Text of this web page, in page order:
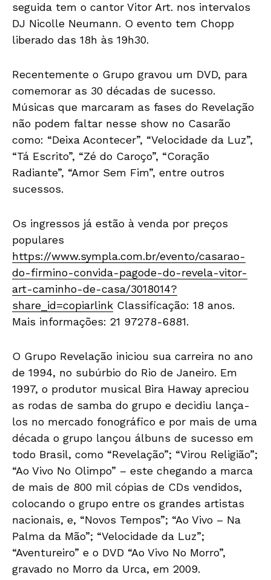
seguida tem o cantor Vitor Art. nos intervalos
DJ Nicolle Neumann. O evento tem Chopp
liberado das 18h às 19h30.
Recentemente o Grupo gravou um DVD, para
comemorar as 30 décadas de sucesso.
Músicas que marcaram as fases do Revelação
não podem faltar nesse show no Casarão
como: “Deixa Acontecer”, “Velocidade da Luz”,
“Tá Escrito”, “Zé do Caroço”, “Coração
Radiante”, “Amor Sem Fim”, entre outros
sucessos.
Os ingressos já estão à venda por preços
populares
https://www.sympla.com.br/evento/casarao-
do-firmino-convida-pagode-do-revela-vitor-
art-caminho-de-casa/3018014?
share_id=copiarlink Classificação: 18 anos.
Mais informações: 21 97278-6881.
O Grupo Revelação iniciou sua carreira no ano
de 1994, no subúrbio do Rio de Janeiro. Em
1997, o produtor musical Bira Haway apreciou
as rodas de samba do grupo e decidiu lança-
los no mercado fonográfico e por mais de uma
década o grupo lançou álbuns de sucesso em
todo Brasil, como “Revelação”; “Virou Religião”;
“Ao Vivo No Olimpo” – este chegando a marca
de mais de 800 mil cópias de CDs vendidos,
colocando o grupo entre os grandes artistas
nacionais, e, “Novos Tempos”; “Ao Vivo – Na
Palma da Mão”; “Velocidade da Luz”;
“Aventureiro” e o DVD “Ao Vivo No Morro”,
gravado no Morro da Urca, em 2009.